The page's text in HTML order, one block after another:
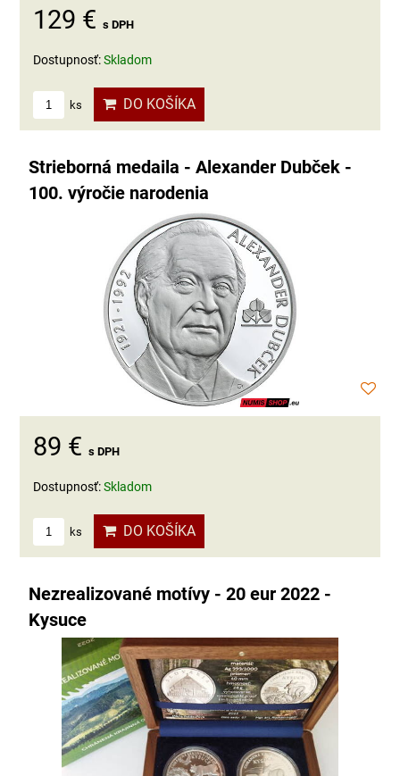
129 € s DPH
Dostupnosť:Skladom
ks DO KOŠÍKA
Strieborná medaila - Alexander Dubček -
100. výročie narodenia
89 € s DPH
Dostupnosť:Skladom
ks DO KOŠÍKA
Nezrealizované motívy - 20 eur 2022 -
Kysuce